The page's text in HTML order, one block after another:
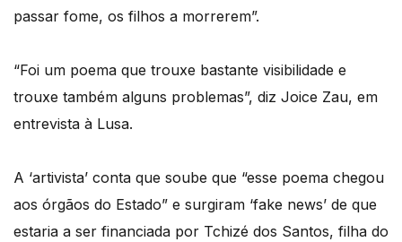
passar fome, os filhos a morrerem”.
“Foi um poema que trouxe bastante visibilidade e
trouxe também alguns problemas”, diz Joice Zau, em
entrevista à Lusa.
A ‘artivista’ conta que soube que “esse poema chegou
aos órgãos do Estado” e surgiram ‘fake news’ de que
estaria a ser financiada por Tchizé dos Santos, filha do